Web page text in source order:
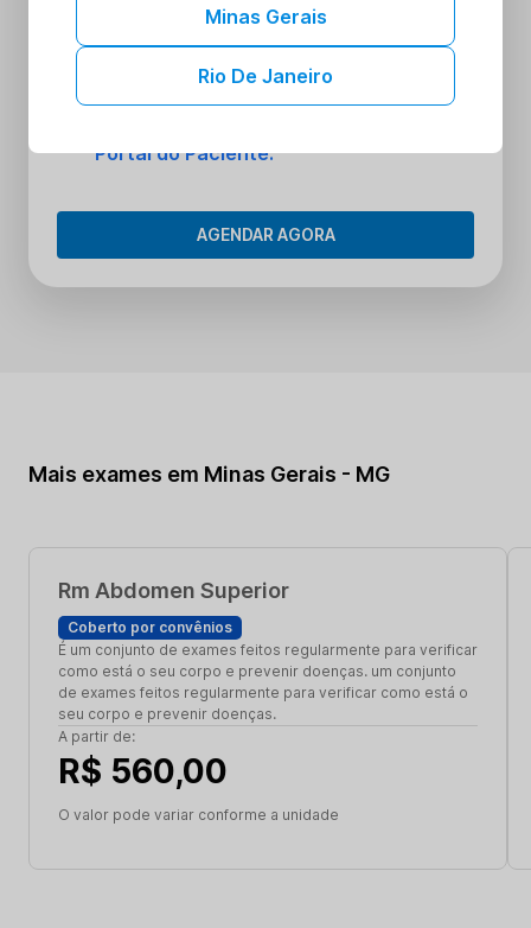
4
Tenha acesso aos seus resultados sem
sair de casa
Tenha acesso aos resultados dos seus
Portal do Paciente.
AGENDAR AGORA
Mais exames em Minas Gerais - MG
Rm Abdomen Superior
Coberto por convênios
É um conjunto de exames feitos regularmente para verificar
como está o seu corpo e prevenir doenças. um conjunto
de exames feitos regularmente para verificar como está o
seu corpo e prevenir doenças.
A partir de:
R$ 560,00
O valor pode variar conforme a unidade
Minas Gerais
Rio De Janeiro